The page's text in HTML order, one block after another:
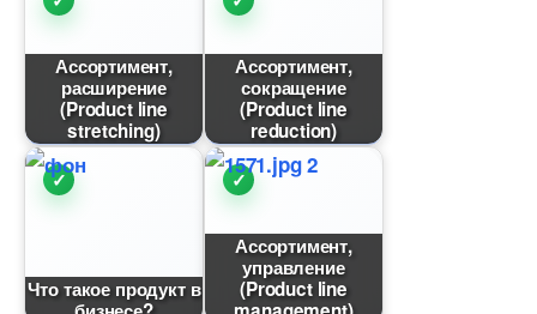
Ассортимент,
расширение
(Product line
stretching)
Ассортимент,
сокращение
(Product line
reduction)
Что такое продукт
Ассортимент,
управление
(Product line